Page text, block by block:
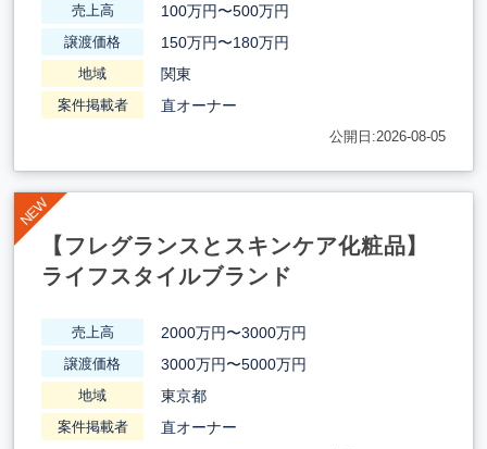
売上高 100万円〜500万円
譲渡価格 150万円〜180万円
地域 関東
案件掲載者 直オーナー
公開日:2026-08-05
【フレグランスとスキンケア化粧品】
ライフスタイルブランド
売上高 2000万円〜3000万円
譲渡価格 3000万円〜5000万円
地域 東京都
案件掲載者 直オーナー